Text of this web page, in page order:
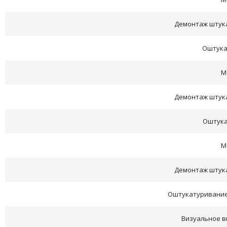
Демонтаж
Демонтаж
Демонтаж
Визуальное